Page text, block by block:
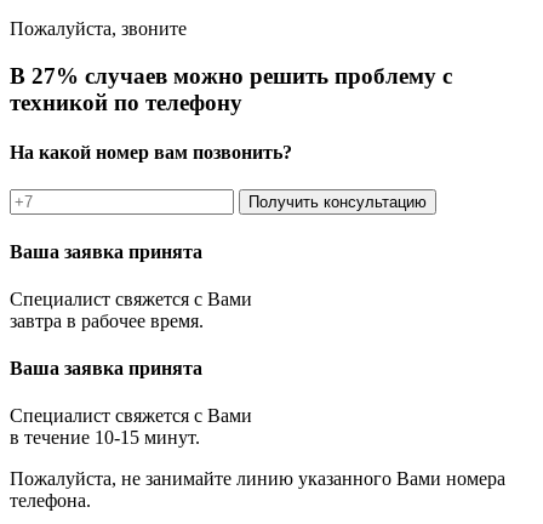
Пожалуйста, звоните
В 27% случаев можно решить проблему с
техникой по телефону
На какой номер вам позвонить?
Получить консультацию
Ваша заявка принята
Специалист свяжется с Вами
завтра в рабочее время.
Ваша заявка принята
Специалист свяжется с Вами
в течение 10-15 минут.
Пожалуйста, не занимайте линию указанного Вами номера
телефона.